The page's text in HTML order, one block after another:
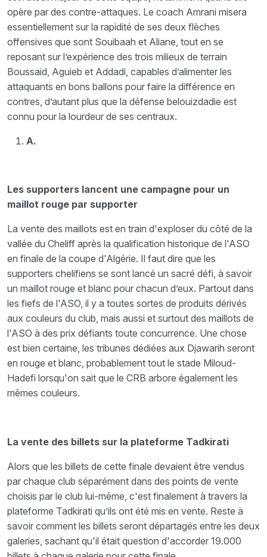
opère par des contre-attaques. Le coach Amrani misera
essentiellement sur la rapidité de ses deux flèches
offensives que sont Souibaah et Aliane, tout en se
reposant sur l’expérience des trois milieux de terrain
Boussaid, Aguieb et Addadi, capables d’alimenter les
attaquants en bons ballons pour faire la différence en
contres, d’autant plus que la défense belouizdadie est
connu pour la lourdeur de ses centraux.
A.
Les supporters lancent une campagne pour un
maillot rouge par supporter
La vente des maillots est en train d'exploser du côté de la
vallée du Cheliff après la qualification historique de l'ASO
en finale de la coupe d'Algérie. Il faut dire que les
supporters chelifiens se sont lancé un sacré défi, à savoir
un maillot rouge et blanc pour chacun d’eux. Partout dans
les fiefs de l'ASO, il y a toutes sortes de produits dérivés
aux couleurs du club, mais aussi et surtout des maillots de
l'ASO à des prix défiants toute concurrence. Une chose
est bien certaine, les tribunes dédiées aux Djawarih seront
en rouge et blanc, probablement tout le stade Miloud-
Hadefi lorsqu'on sait que le CRB arbore également les
mêmes couleurs.
La vente des billets sur la plateforme Tadkirati
Alors que les billets de cette finale devaient être vendus
par chaque club séparément dans des points de vente
choisis par le club lui-même, c'est finalement à travers la
plateforme Tadkirati qu’ils ont été mis en vente. Reste à
savoir comment les billets seront départagés entre les deux
galeries, sachant qu'il était question d'accorder 19.000